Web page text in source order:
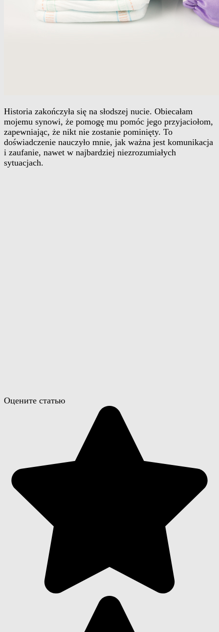
Historia zakończyła się na słodszej nucie. Obiecałam
mojemu synowi, że pomogę mu pomóc jego przyjaciołom,
zapewniając, że nikt nie zostanie pominięty. To
doświadczenie nauczyło mnie, jak ważna jest komunikacja
i zaufanie, nawet w najbardziej niezrozumiałych
sytuacjach.
Оцените статью